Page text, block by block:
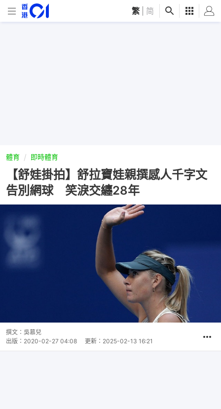
繁 简
體育 即時體育
【舒娃掛拍】舒拉寶娃親撰感人千字文
告別網球 笑淚交纏28年
撰文： 吳慕兒
出版： 2020-02-27 04:08 更新： 2025-02-13 16:21